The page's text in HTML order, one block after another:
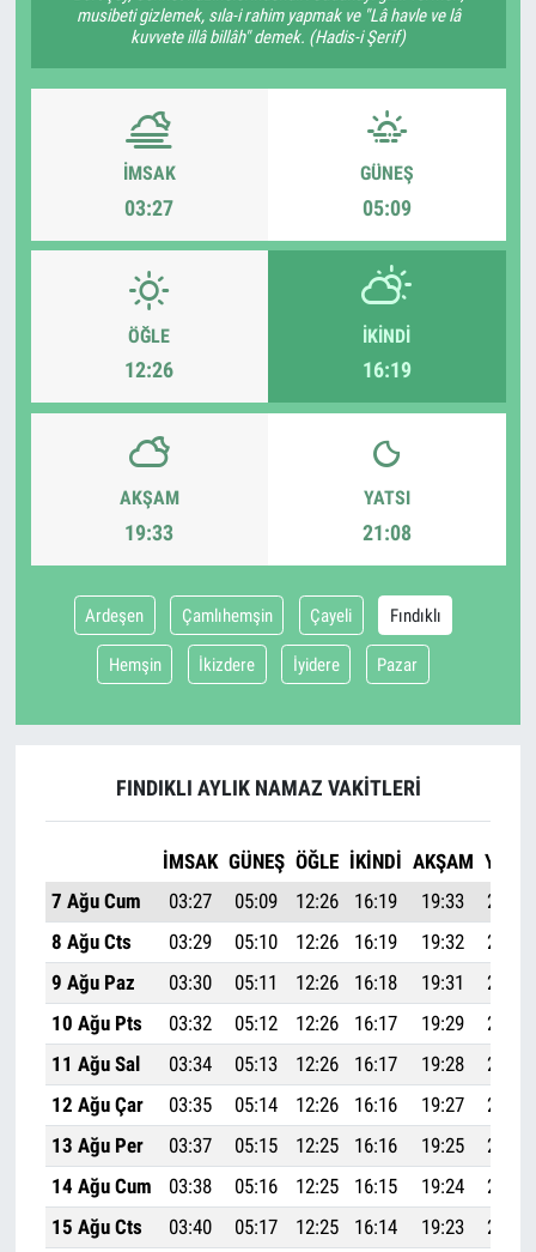
musibeti gizlemek, sıla-i rahim yapmak ve "Lâ havle ve lâ
kuvvete illâ billâh" demek. (Hadis-i Şerif)
İMSAK
03:27
GÜNEŞ
05:09
ÖĞLE
12:26
İKINDI
16:19
AKŞAM
19:33
YATSI
21:08
Ardeşen Çamlıhemşin Çayeli Fındıklı
Hemşin İkizdere İyidere Pazar
FINDIKLI AYLIK NAMAZ VAKITLERI
İMSAK GÜNEŞ ÖĞLE İKINDI AKŞAM YATSI
7 Ağu Cum
03:27 05:09 12:26 16:19 19:33
21:08
8 Ağu Cts
03:29 05:10 12:26 16:19 19:32
21:06
9 Ağu Paz
03:30 05:11 12:26 16:18 19:31
21:05
10 Ağu Pts
03:32 05:12 12:26 16:17 19:29
21:03
11 Ağu Sal
03:34 05:13 12:26 16:17 19:28
21:01
12 Ağu Çar
03:35 05:14 12:26 16:16 19:27
20:59
13 Ağu Per
03:37 05:15 12:25 16:16 19:25
20:57
14 Ağu Cum
03:38 05:16 12:25 16:15 19:24
20:56
15 Ağu Cts
03:40 05:17 12:25 16:14 19:23
20:54